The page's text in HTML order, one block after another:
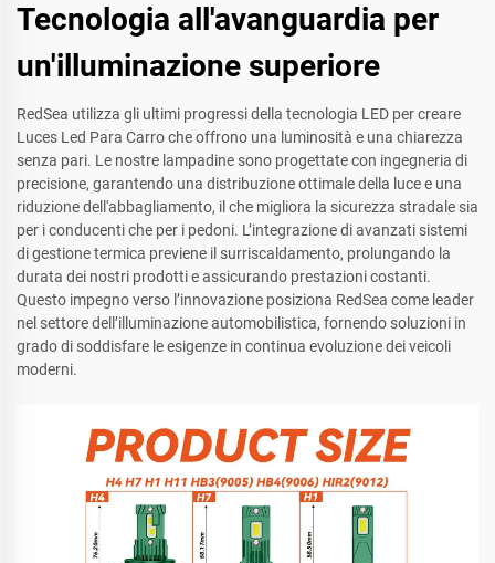
Tecnologia all'avanguardia per
un'illuminazione superiore
RedSea utilizza gli ultimi progressi della tecnologia LED per creare
Luces Led Para Carro che offrono una luminosità e una chiarezza
senza pari. Le nostre lampadine sono progettate con ingegneria di
precisione, garantendo una distribuzione ottimale della luce e una
riduzione dell'abbagliamento, il che migliora la sicurezza stradale sia
per i conducenti che per i pedoni. L’integrazione di avanzati sistemi
di gestione termica previene il surriscaldamento, prolungando la
durata dei nostri prodotti e assicurando prestazioni costanti.
Questo impegno verso l’innovazione posiziona RedSea come leader
nel settore dell’illuminazione automobilistica, fornendo soluzioni in
grado di soddisfare le esigenze in continua evoluzione dei veicoli
moderni.